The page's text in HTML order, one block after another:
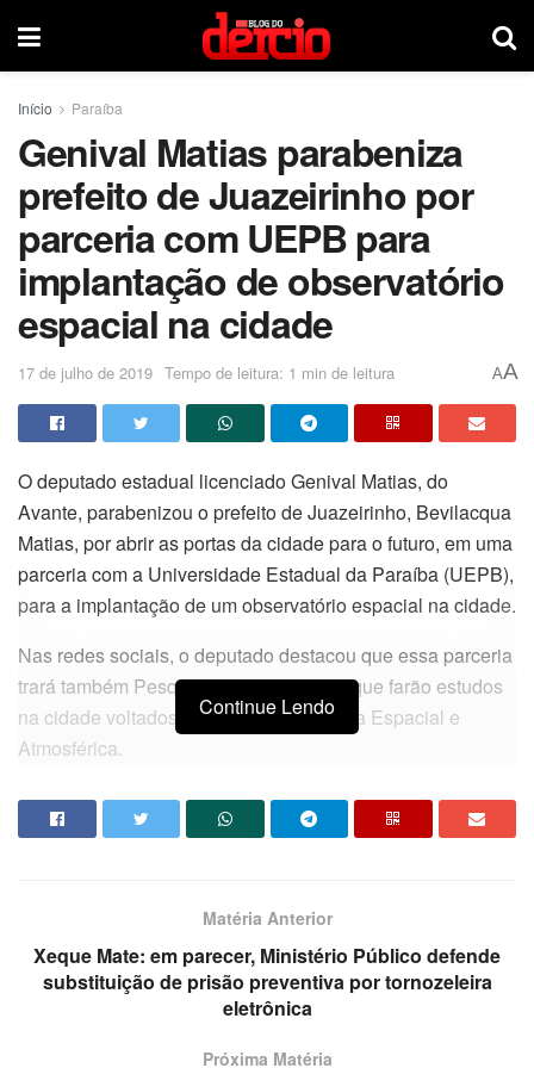
Início Paraíba
Genival Matias parabeniza
prefeito de Juazeirinho por
parceria com UEPB para
implantação de observatório
espacial na cidade
17 de julho de 2019 Tempo de leitura: 1 min de leitura AA
O deputado estadual licenciado Genival Matias, do
Avante, parabenizou o prefeito de Juazeirinho, Bevilacqua
Matias, por abrir as portas da cidade para o futuro, em uma
parceria com a Universidade Estadual da Paraíba (UEPB),
para a implantação de um observatório espacial na cidade.
Nas redes sociais, o deputado destacou que essa parceria
trará também Pesquisadores Chineses que farão estudos
na cidade voltados a Astronomia e Física Espacial e
Atmosférica.
A união que vem sendo estabelecida entre a UEPB e o
Observatório Astronômico de Xangai faz parte da
‘O Observatório permitirá fazer monitoramento de
fenômenos que podem ter impactos no meio ambiente
terrestre e sistemas de engenharia, visando possibilitar a
realização de estudos na área de clima espacial, relações
Continue Lendo
Matéria Anterior
Xeque Mate: em parecer, Ministério Público defende
substituição de prisão preventiva por tornozeleira
eletrônica
Próxima Matéria